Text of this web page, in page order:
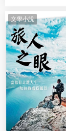
文學小說